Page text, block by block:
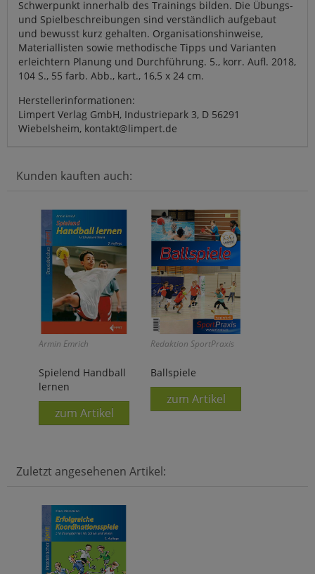
Schwerpunkt innerhalb des Trainings bilden. Die Übungs-
und Spielbeschreibungen sind verständlich aufgebaut
und bewusst kurz gehalten. Organisationshinweise,
Materiallisten sowie methodische Tipps und Varianten
erleichtern Planung und Durchführung. 5., korr. Aufl. 2018,
104 S., 55 farb. Abb., kart., 16,5 x 24 cm.
Herstellerinformationen:
Limpert Verlag GmbH, Industriepark 3, D 56291
Wiebelsheim, kontakt@limpert.de
Kunden kauften auch:
Armin Emrich
Spielend Handball
lernen
zum Artikel
Redaktion SportPraxis
Ballspiele
zum Artikel
Zuletzt angesehenen Artikel: